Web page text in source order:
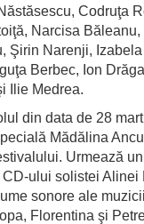
Codruţa
Narcisa
Şirin Narenji,
Berbec, Ion
Ilie Medrea.
din data de 28
Mădălina
Urmează
ului solistei Alinei
sonore ale
Florentina şi